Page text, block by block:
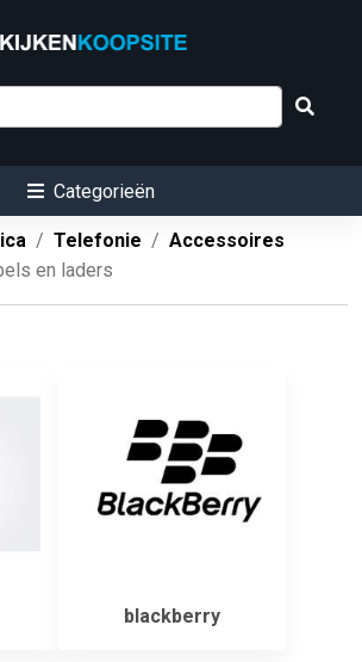
Categorieën
Telefonie
Accessoires
en laders
blackberry